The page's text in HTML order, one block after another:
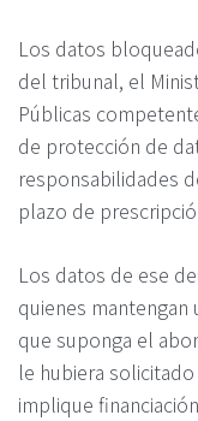
Los datos
del tribunal, el
Públicas
de protección de
responsabilidades
plazo de
Los datos de ese
quienes
que suponga el
le hubiera
implique